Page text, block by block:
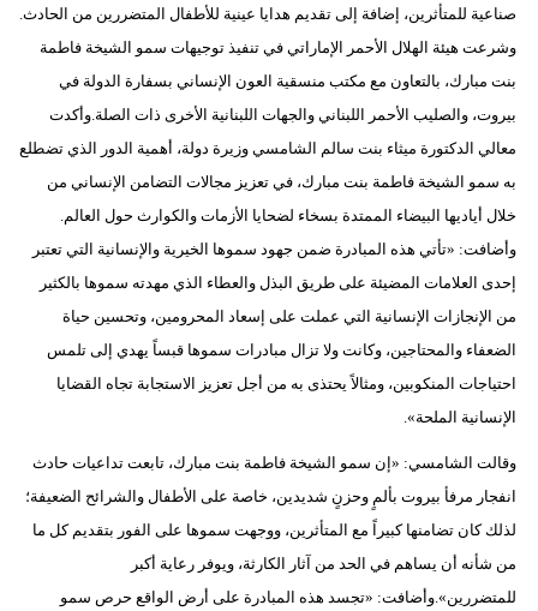
مدوَّنات
فيديو
سيارات
صناعية للمتأثرين، إضافة إلى تقديم هدايا عينية للأطفال المتضررين من الحادث.
وشرعت هيئة الهلال الأحمر الإماراتي في تنفيذ توجيهات سمو الشيخة فاطمة
بنت مبارك، بالتعاون مع مكتب منسقية العون الإنساني بسفارة الدولة في
بيروت، والصليب الأحمر اللبناني والجهات اللبنانية الأخرى ذات الصلة.وأكدت
معالي الدكتورة ميثاء بنت سالم الشامسي وزيرة دولة، أهمية الدور الذي تضطلع
به سمو الشيخة فاطمة بنت مبارك، في تعزيز مجالات التضامن الإنساني من
خلال أياديها البيضاء الممتدة بسخاء لضحايا الأزمات والكوارث حول العالم.
وأضافت: «تأتي هذه المبادرة ضمن جهود سموها الخيرية والإنسانية التي تعتبر
إحدى العلامات المضيئة على طريق البذل والعطاء الذي مهدته سموها بالكثير
من الإنجازات الإنسانية التي عملت على إسعاد المحرومين، وتحسين حياة
الضعفاء والمحتاجين، وكانت ولا تزال مبادرات سموها قبساً يهدي إلى تلمس
احتياجات المنكوبين، ومثالاً يحتذى به من أجل تعزيز الاستجابة تجاه القضايا
الإنسانية الملحة».
وقالت الشامسي: «إن سمو الشيخة فاطمة بنت مبارك، تابعت تداعيات حادث
انفجار مرفأ بيروت بألمٍ وحزنٍ شديدين، خاصة على الأطفال والشرائح الضعيفة؛
لذلك كان تضامنها كبيراً مع المتأثرين، ووجهت سموها على الفور بتقديم كل ما
من شأنه أن يساهم في الحد من آثار الكارثة، ويوفر رعاية أكبر
للمتضررين».وأضافت: «تجسد هذه المبادرة على أرض الواقع حرص سمو